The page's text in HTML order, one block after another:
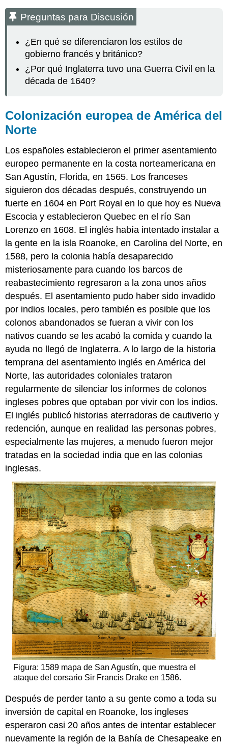
Preguntas para Discusión
¿En qué se diferenciaron los estilos de
gobierno francés y británico?
¿Por qué Inglaterra tuvo una Guerra Civil en la
década de 1640?
Colonización europea de América del
Norte
Los españoles establecieron el primer asentamiento
europeo permanente en la costa norteamericana en
San Agustín, Florida, en 1565. Los franceses
siguieron dos décadas después, construyendo un
fuerte en 1604 en Port Royal en lo que hoy es Nueva
Escocia y establecieron Quebec en el río San
Lorenzo en 1608. El inglés había intentado instalar a
la gente en la isla Roanoke, en Carolina del Norte, en
1588, pero la colonia había desaparecido
misteriosamente para cuando los barcos de
reabastecimiento regresaron a la zona unos años
después. El asentamiento pudo haber sido invadido
por indios locales, pero también es posible que los
colonos abandonados se fueran a vivir con los
nativos cuando se les acabó la comida y cuando la
ayuda no llegó de Inglaterra. A lo largo de la historia
temprana del asentamiento inglés en América del
Norte, las autoridades coloniales trataron
regularmente de silenciar los informes de colonos
ingleses pobres que optaban por vivir con los indios.
El inglés publicó historias aterradoras de cautiverio y
redención, aunque en realidad las personas pobres,
especialmente las mujeres, a menudo fueron mejor
tratadas en la sociedad india que en las colonias
inglesas.
Figura: 1589 mapa de San Agustín, que muestra el
ataque del corsario Sir Francis Drake en 1586.
Después de perder tanto a su gente como a toda su
inversión de capital en Roanoke, los ingleses
esperaron casi 20 años antes de intentar establecer
nuevamente la región de la Bahía de Chesapeake en